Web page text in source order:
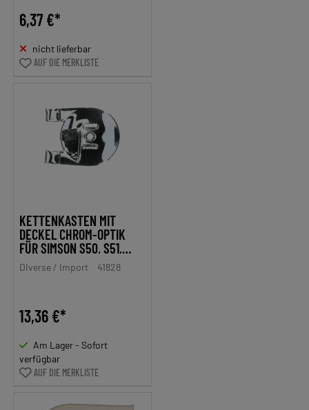
6,37 €*
nicht lieferbar
AUF DIE MERKLISTE
KETTENKASTEN MIT
DECKEL CHROM-OPTIK
FÜR SIMSON S50, S51,
S53, S70, S83, KR51/1,
KR51/2, SR4-1 SPATZ,
Diverse / Import 41828
13,36 €*
Am Lager - Sofort
verfügbar
AUF DIE MERKLISTE